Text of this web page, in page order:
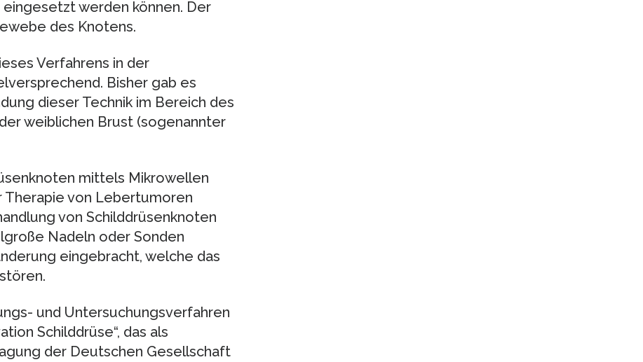
werden können. Der
des Knotens.
Verfahrens in der
Bisher gab es
dieser Technik im Bereich des
weiblichen Brust (sogenannter
mittels Mikrowellen
von Lebertumoren
von Schilddrüsenknoten
Nadeln oder Sonden
eingebracht, welche das
und Untersuchungsverfahren
Schilddrüse“, das als
der Deutschen Gesellschaft